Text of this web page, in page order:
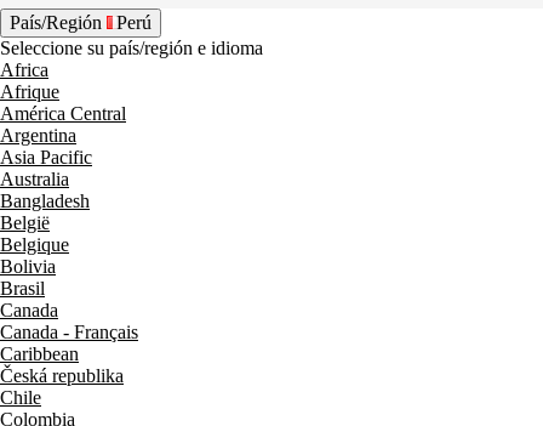
País/Región
Perú
Seleccione su país/región e idioma
Africa
Afrique
América Central
Argentina
Asia Pacific
Australia
Bangladesh
België
Belgique
Bolivia
Brasil
Canada
Canada - Français
Caribbean
Česká republika
Chile
Colombia